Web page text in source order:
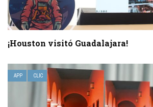
¡Houston visitó Guadalajara!
APP CLIC